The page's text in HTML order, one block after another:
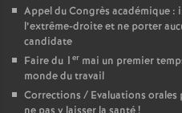
Appel du Congrès académique
l’extrême-droite et ne porter
candidate
Faire du 1 er mai un premier
monde du travail
Corrections / Evaluations orales